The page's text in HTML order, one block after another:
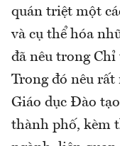
quán triệt một
và cụ thể hóa
đã nêu trong Chỉ
Trong đó nêu
Giáo dục Đào
thành phố, kèm